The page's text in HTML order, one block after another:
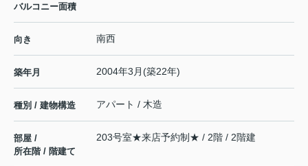
バルコニー面積
向き 南西
築年月 2004年3月(築22年)
種別 / 建物構造 アパート / 木造
部屋 /
所在階 / 階建て
203号室★来店予約制★ / 2階 / 2階建